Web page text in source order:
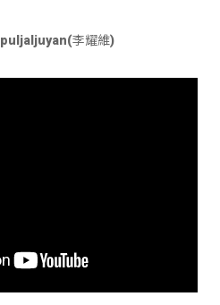
puljaljuyan(李耀維)